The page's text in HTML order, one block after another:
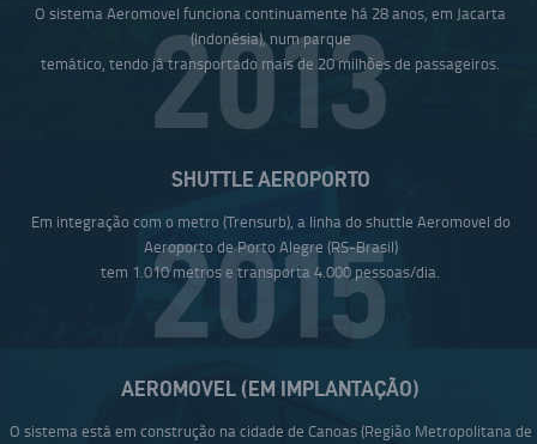
O sistema Aeromovel funciona continuamente há 28 anos, em Jacarta
(Indonésia), num parque
temático, tendo já transportado mais de 20 milhões de passageiros.
2013
SHUTTLE AEROPORTO
Em integração com o metro (Trensurb), a linha do shuttle Aeromovel do
Aeroporto de Porto Alegre (RS-Brasil)
tem 1.010 metros e transporta 4.000 pessoas/dia.
2015
AEROMOVEL (EM IMPLANTAÇÃO)
O sistema está em construção na cidade de Canoas (Região Metropolitana de